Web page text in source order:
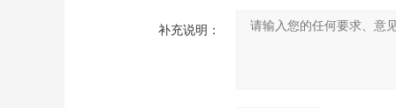
补充说明：